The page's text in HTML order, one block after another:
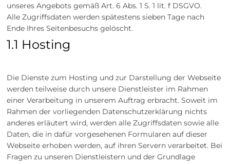
unseres Angebots gemäß Art. 6 Abs. 1 S. 1 lit. f DSGVO.
Alle Zugriffsdaten werden spätestens sieben Tage nach
Ende Ihres Seitenbesuchs gelöscht.
1.1 Hosting
Die Dienste zum Hosting und zur Darstellung der Webseite
werden teilweise durch unsere Dienstleister im Rahmen
einer Verarbeitung in unserem Auftrag erbracht. Soweit im
Rahmen der vorliegenden Datenschutzerklärung nichts
anderes erläutert wird, werden alle Zugriffsdaten sowie alle
Daten, die in dafür vorgesehenen Formularen auf dieser
Webseite erhoben werden, auf ihren Servern verarbeitet. Bei
Fragen zu unseren Dienstleistern und der Grundlage